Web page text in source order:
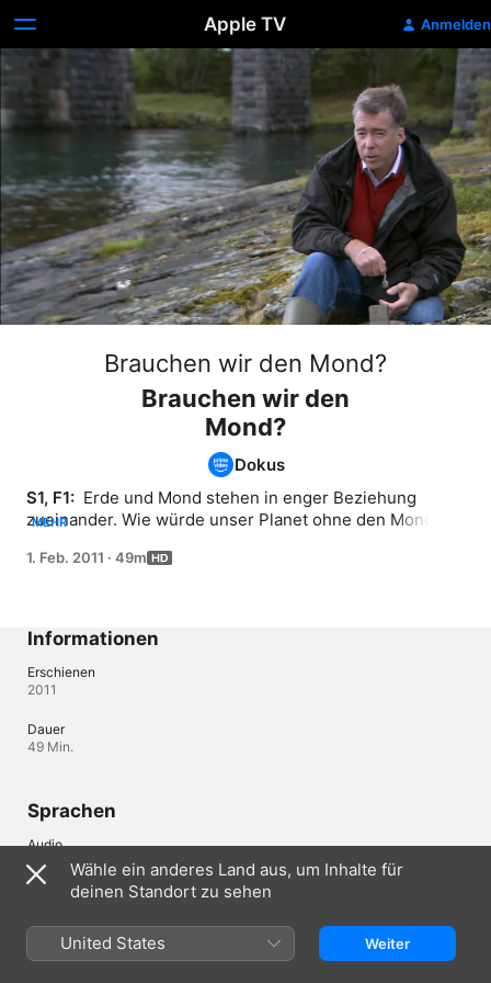
Apple TV Anmelden
Brauchen wir den Mond?
Brauchen wir den
Mond?
Dokus
S1, F1: Erde und Mond stehen in enger Beziehung
zueinander. Wie würde unser Planet ohne den Mond
MEHR
1. Feb. 2011 · 49m
Informationen
Erschienen
2011
Dauer
49 Min.
Sprachen
Audio
Deutschland
Wähle ein anderes Land aus, um Inhalte für
deinen Standort zu sehen
United States Weiter